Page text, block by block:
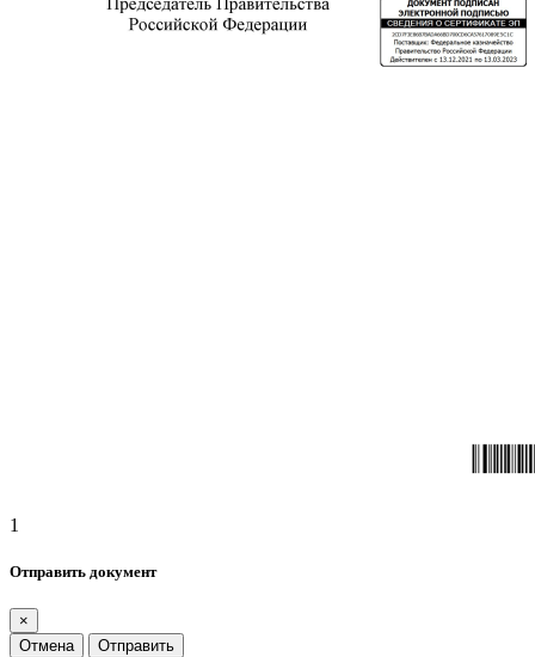
1
Отправить документ
×
Отмена
Отправить